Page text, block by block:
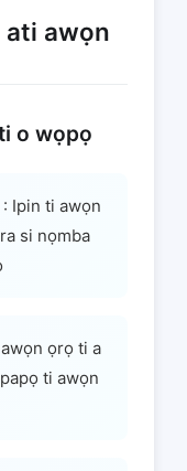
ati awọn
o wọpọ
: Ipin ti awọn
si nọmba
ọrọ ti a
ti awọn